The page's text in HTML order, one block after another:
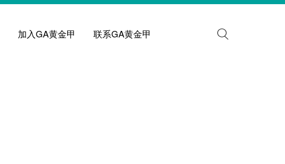
加入GA黄金甲 联系GA黄金甲